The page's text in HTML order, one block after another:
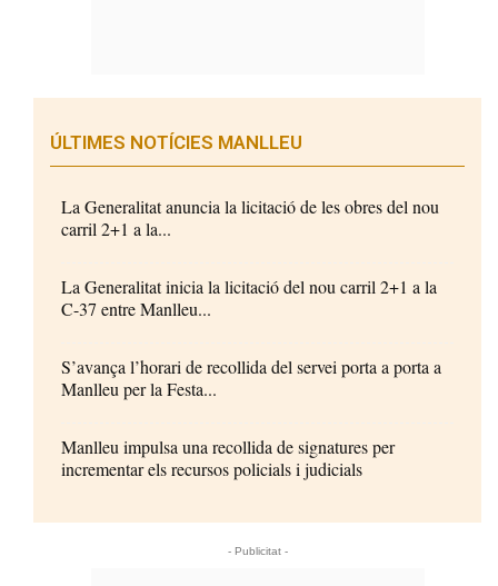
ÚLTIMES NOTÍCIES MANLLEU
La Generalitat anuncia la licitació de les obres del nou
carril 2+1 a la...
La Generalitat inicia la licitació del nou carril 2+1 a la
C-37 entre Manlleu...
S’avança l’horari de recollida del servei porta a porta a
Manlleu per la Festa...
Manlleu impulsa una recollida de signatures per
incrementar els recursos policials i judicials
- Publicitat -